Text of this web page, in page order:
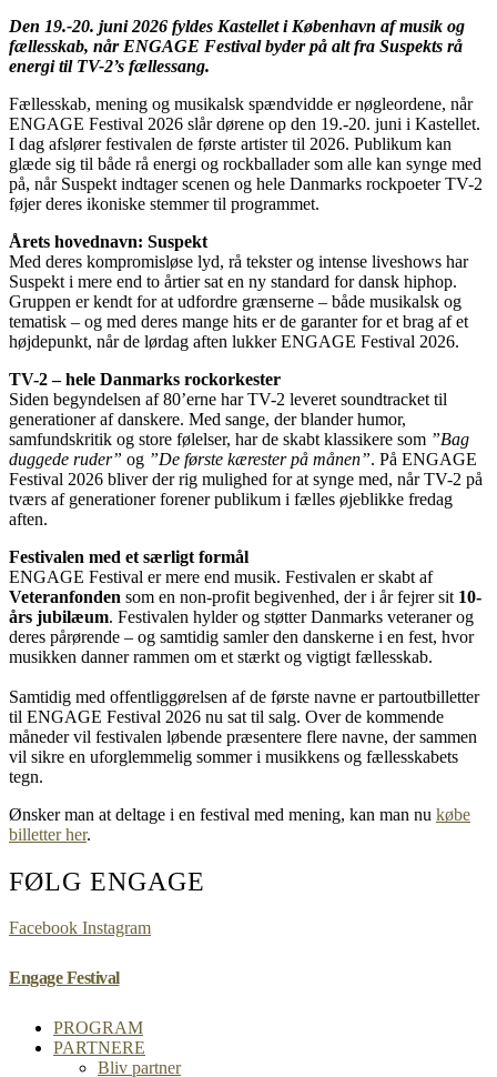
Den 19.-20. juni 2026 fyldes Kastellet i København af musik og
fællesskab, når ENGAGE Festival byder på alt fra Suspekts rå
energi til TV-2’s fællessang.
Fællesskab, mening og musikalsk spændvidde er nøgleordene, når
ENGAGE Festival 2026 slår dørene op den 19.-20. juni i Kastellet.
I dag afslører festivalen de første artister til 2026. Publikum kan
glæde sig til både rå energi og rockballader som alle kan synge med
på, når Suspekt indtager scenen og hele Danmarks rockpoeter TV-2
føjer deres ikoniske stemmer til programmet.
Årets hovednavn: Suspekt
Med deres kompromisløse lyd, rå tekster og intense liveshows har
Suspekt i mere end to årtier sat en ny standard for dansk hiphop.
Gruppen er kendt for at udfordre grænserne – både musikalsk og
tematisk – og med deres mange hits er de garanter for et brag af et
højdepunkt, når de lørdag aften lukker ENGAGE Festival 2026.
TV-2 – hele Danmarks rockorkester
Siden begyndelsen af 80’erne har TV-2 leveret soundtracket til
generationer af danskere. Med sange, der blander humor,
samfundskritik og store følelser, har de skabt klassikere som ”Bag
duggede ruder” og ”De første kærester på månen”. På ENGAGE
Festival 2026 bliver der rig mulighed for at synge med, når TV-2 på
tværs af generationer forener publikum i fælles øjeblikke fredag
aften.
Festivalen med et særligt formål
ENGAGE Festival er mere end musik. Festivalen er skabt af
Veteranfonden som en non-profit begivenhed, der i år fejrer sit 10-
års jubilæum. Festivalen hylder og støtter Danmarks veteraner og
deres pårørende – og samtidig samler den danskerne i en fest, hvor
musikken danner rammen om et stærkt og vigtigt fællesskab.
Samtidig med offentliggørelsen af de første navne er partoutbilletter
til ENGAGE Festival 2026 nu sat til salg. Over de kommende
måneder vil festivalen løbende præsentere flere navne, der sammen
vil sikre en uforglemmelig sommer i musikkens og fællesskabets
tegn.
Ønsker man at deltage i en festival med mening, kan man nu købe
billetter her.
FØLG ENGAGE
Facebook Instagram
Engage Festival
PROGRAM
PARTNERE
Bliv partner